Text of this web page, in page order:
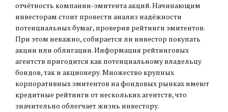
отчётность компании-эмитента акций. Начинающим
инвесторам стоит провести анализ надёжности
потенциальных бумаг, проверив рейтинги эмитентов.
При этом неважно, собирается ли инвестор покупать
акции или облигации. Информация рейтинговых
агентств пригодится как потенциальному владельцу
бондов, так и акционеру. Множество крупных
корпоративных эмитентов на фондовых рынках имеют
кредитные рейтинги от нескольких агентств, что
значительно облегчает жизнь инвестору.